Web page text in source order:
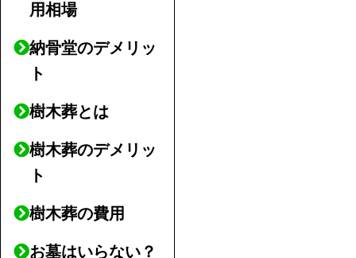
用相場
納骨堂のデメリッ
ト
樹木葬とは
樹木葬のデメリッ
ト
樹木葬の費用
お墓はいらない？